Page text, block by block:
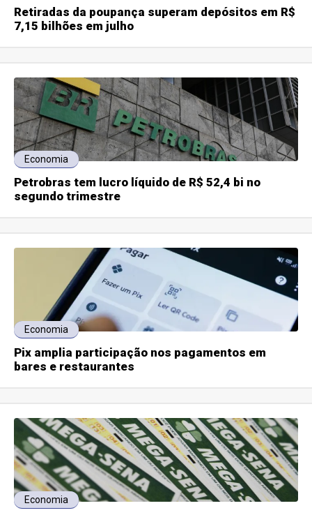
Retiradas da poupança superam depósitos em R$
7,15 bilhões em julho
Economia
Petrobras tem lucro líquido de R$ 52,4 bi no
segundo trimestre
Economia
Pix amplia participação nos pagamentos em
bares e restaurantes
Economia